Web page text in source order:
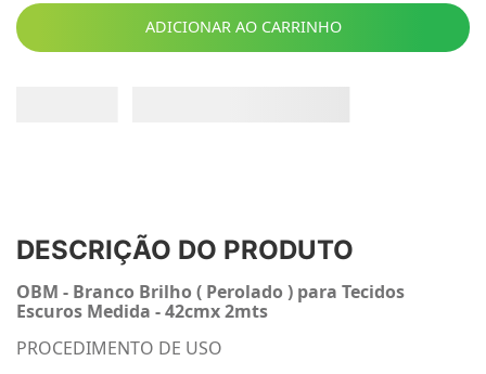
ADICIONAR AO CARRINHO
DESCRIÇÃO DO PRODUTO
OBM - Branco Brilho ( Perolado ) para Tecidos
Escuros Medida - 42cmx 2mts
PROCEDIMENTO DE USO